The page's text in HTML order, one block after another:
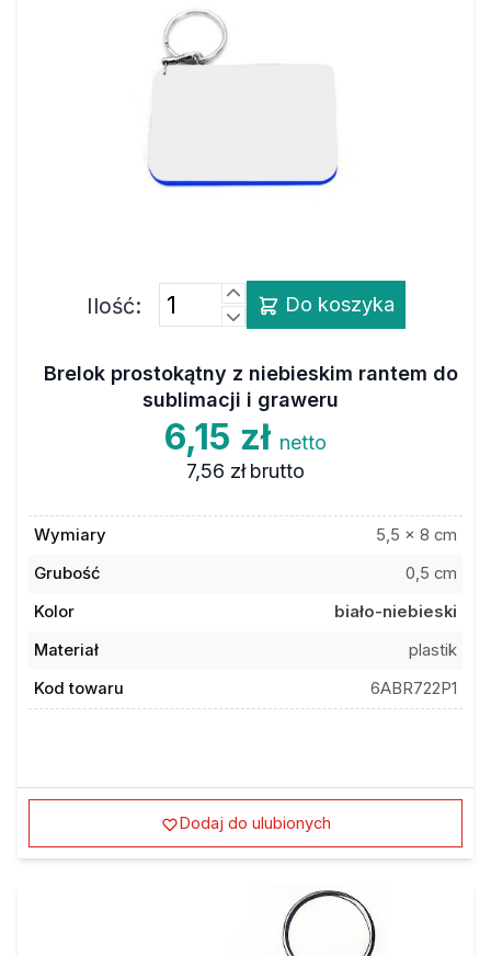
Ilość: Do koszyka
Brelok prostokątny z niebieskim rantem do
sublimacji i graweru
6,15 zł netto
7,56 zł brutto
Wymiary
5,5 x 8 cm
Grubość
0,5 cm
Kolor
biało-niebieski
Materiał
plastik
Kod towaru
6ABR722P1
Dodaj do ulubionych